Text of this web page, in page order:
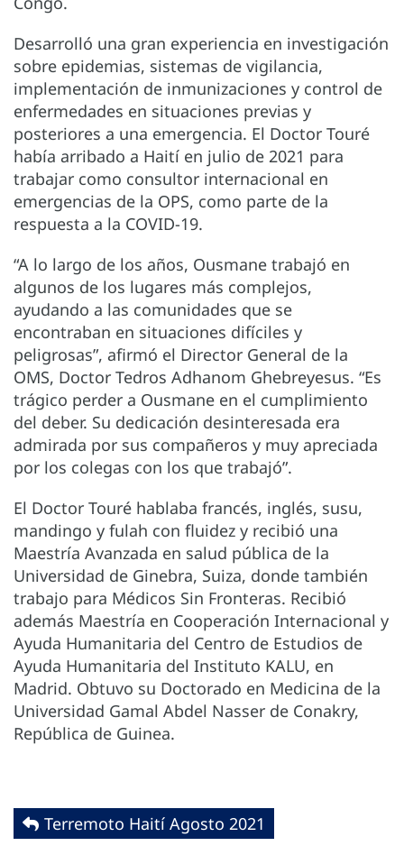
Desarrolló una gran experiencia en investigación
sobre epidemias, sistemas de vigilancia,
implementación de inmunizaciones y control de
enfermedades en situaciones previas y
posteriores a una emergencia. El Doctor Touré
había arribado a Haití en julio de 2021 para
trabajar como consultor internacional en
emergencias de la OPS, como parte de la
respuesta a la COVID-19.
“A lo largo de los años, Ousmane trabajó en
algunos de los lugares más complejos,
ayudando a las comunidades que se
encontraban en situaciones difíciles y
peligrosas”, afirmó el Director General de la
OMS, Doctor Tedros Adhanom Ghebreyesus. “Es
trágico perder a Ousmane en el cumplimiento
del deber. Su dedicación desinteresada era
admirada por sus compañeros y muy apreciada
por los colegas con los que trabajó”.
El Doctor Touré hablaba francés, inglés, susu,
mandingo y fulah con fluidez y recibió una
Maestría Avanzada en salud pública de la
Universidad de Ginebra, Suiza, donde también
trabajo para Médicos Sin Fronteras. Recibió
además Maestría en Cooperación Internacional y
Ayuda Humanitaria del Centro de Estudios de
Ayuda Humanitaria del Instituto KALU, en
Madrid. Obtuvo su Doctorado en Medicina de la
Universidad Gamal Abdel Nasser de Conakry,
República de Guinea.
Terremoto Haití Agosto 2021